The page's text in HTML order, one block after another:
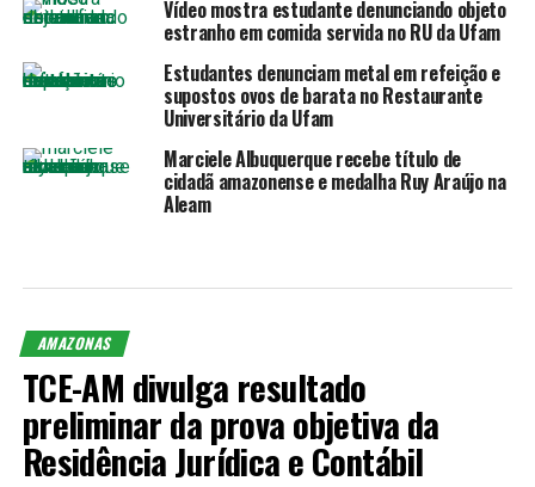
Vídeo mostra estudante denunciando objeto
estranho em comida servida no RU da Ufam
Estudantes denunciam metal em refeição e
supostos ovos de barata no Restaurante
Universitário da Ufam
Marciele Albuquerque recebe título de
cidadã amazonense e medalha Ruy Araújo na
Aleam
AMAZONAS
TCE-AM divulga resultado
preliminar da prova objetiva da
Residência Jurídica e Contábil